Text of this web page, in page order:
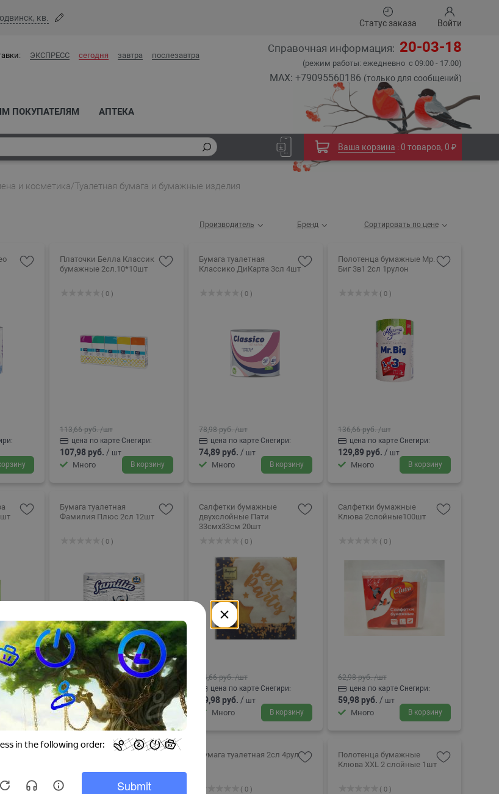
кв.
Статус заказа Войти
Ваша корзина : 0 товаров, 0 ₽
ЭКСПРЕСС сегодня завтра послезавтра
ПОКУПАТЕЛЯМ АПТЕКА
Справочная информация: 20-03-18
(режим работы: ежедневно с 09:00 - 17.00)
MAX: +79095560186 (только для сообщений)
и косметика/Туалетная бумага и бумажные изделия
Производитель Бренд Сортировать по цене
Платочки Белла Классик
бумажные 2сл.10*10шт
( 0 )
113,66 руб. /шт
цена по карте Снегири:
107,98 руб. / шт
Много В корзину
Бумага туалетная
Классико ДиКарта 3сл 4шт
( 0 )
78,98 руб. /шт
цена по карте Снегири:
74,89 руб. / шт
Много В корзину
Полотенца бумажные Мр.
Биг 3в1 2сл 1рулон
( 0 )
136,66 руб. /шт
цена по карте Снегири:
129,89 руб. / шт
Много В корзину
Бумага туалетная
Фамилия Плюс 2сл 12шт
( 0 )
304,66 руб. /шт
цена по карте Снегири:
289,98 руб. /шт
Много В корзину
Салфетки бумажные
двухслойные Пати
33смх33см 20шт
( 0 )
94,66 руб. /шт
цена по карте Снегири:
89,98 руб. / шт
Много В корзину
Салфетки бумажные
Клюва 2слойные100шт
( 0 )
62,98 руб. /шт
цена по карте Снегири:
59,98 руб. / шт
Много В корзину
2слойная 4 шт
Бумага туалетная 2сл 4рул
( 0 )
Полотенца бумажные
Клюва XXL 2 слойные 1шт
( 0 )